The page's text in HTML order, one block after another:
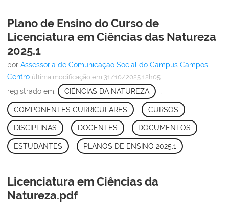
Plano de Ensino do Curso de
Licenciatura em Ciências das Natureza
2025.1
por Assessoria de Comunicação Social do Campus Campos
Centro última modificação em 31/10/2025 12h05
registrado em: CIÊNCIAS DA NATUREZA
COMPONENTES CURRICULARES CURSOS
DISCIPLINAS , DOCENTES , DOCUMENTOS ,
ESTUDANTES PLANOS DE ENSINO 2025.1
Licenciatura em Ciências da
Natureza.pdf